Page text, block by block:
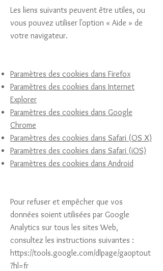
Les liens suivants peuvent être utiles, ou
vous pouvez utiliser l'option « Aide » de
votre navigateur.
Paramètres des cookies dans Firefox
Paramètres des cookies dans Internet
Explorer
Paramètres des cookies dans Google
Chrome
Paramètres des cookies dans Safari (OS X)
Paramètres des cookies dans Safari (iOS)
Paramètres des cookies dans Android
Pour refuser et empêcher que vos
données soient utilisées par Google
Analytics sur tous les sites Web,
consultez les instructions suivantes :
https://tools.google.com/dlpage/gaoptout
?hl=fr